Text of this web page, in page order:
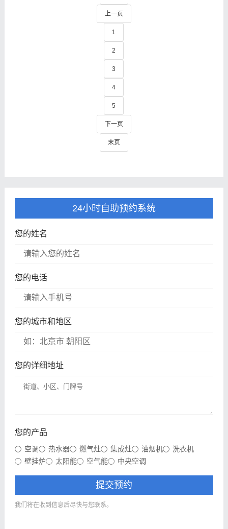
上一页
1
2
3
4
5
下一页
末页
24小时自助预约系统
您的姓名
您的电话
您的城市和地区
您的详细地址
您的产品
空调 热水器 燃气灶 集成灶 油烟机
洗衣机
壁挂炉
太阳能 空气能 中央空调
提交预约
我们将在收到信息后尽快与您联系。